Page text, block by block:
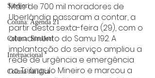
Sindjori
Coluna: Agenda 21
Coluna: SindJori
Internacional
Coluna Jurídica
Mais de 700 mil moradores de
Uberlândia passaram a contar, a
partir desta sexta-feira (29), com o
atendimento do Samu 192. A
implantação do serviço ampliou a
rede de urgência e emergência
no Triângulo Mineiro e marcou a